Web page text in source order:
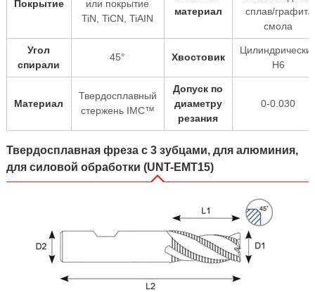
Покрытие
или покрытие
TiN, TiCN, TiAIN
материал
сплав/графит/
смола
Угол
спирали
45° Хвостовик
H6
Материал
Твердосплавный
стержень IMC™
Допуск по
диаметру
резания
0-0.030
Твердосплавная фреза с 3 зубцами, для алюминия,
для силовой обработки (UNT-EMT15)